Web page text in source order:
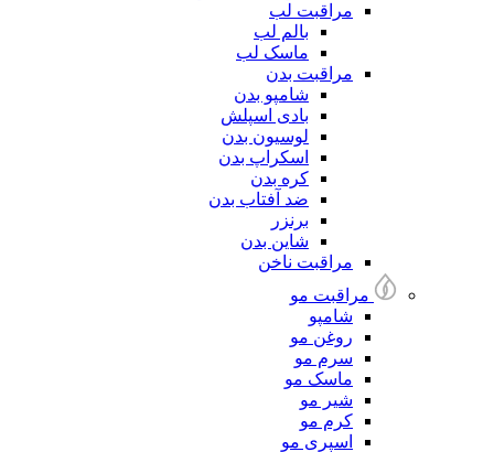
مراقبت لب
بالم لب
ماسک لب
مراقبت بدن
شامپو بدن
بادی اسپلش
لوسیون بدن
اسکراپ بدن
کره بدن
ضد آفتاب بدن
برنزر
شاین بدن
مراقبت ناخن
مراقبت مو
شامپو
روغن مو
سرم مو
ماسک مو
شیر مو
کرم مو
اسپری مو